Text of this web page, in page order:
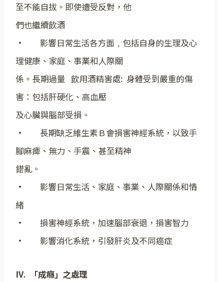
至不能自拔。即使遭受反對，他
們也繼續飲酒
· 影響日常生活各方面﹐包括自身的生理及心
理健康、家庭、事業和人際關
係。長期過量 飲用酒精害處: 身體受到嚴重的傷
害：包括肝硬化、高血壓
及心臟與腦部受損。
· 長期缺乏維生素Ｂ會損害神經系統，以致手
腳麻痺、無力、手震、甚至精神
錯亂。
· 影響日常生活、家庭、事業、人際關係和情
緒
· 損害神經系統，加速腦部衰退，損害智力
· 影響消化系統，引發肝炎及不同癌症
IV. 「成癮」之處理